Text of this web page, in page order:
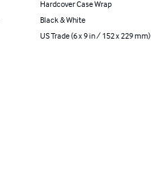
Hardcover Case Wrap
Black & White
US Trade (6 x 9 in / 152 x 229 mm)